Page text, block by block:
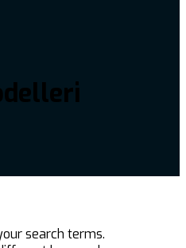
search terms.